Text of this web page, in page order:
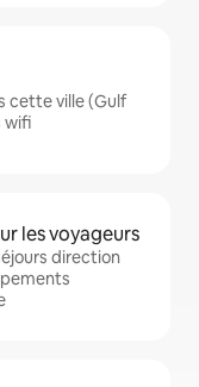
cette ville (Gulf
wifi
les voyageurs
direction